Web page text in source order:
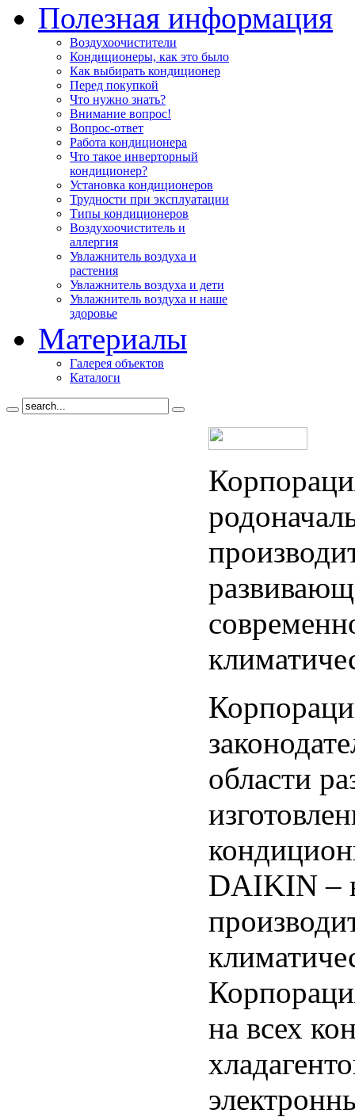
Полезная информация
Воздухоочистители
Кондиционеры, как это было
Как выбирать кондиционер
Перед покупкой
Что нужно знать?
Внимание вопрос!
Вопрос-ответ
Работа кондиционера
Что такое инверторный
кондиционер?
Установка кондиционеров
Трудности при эксплуатации
Типы кондиционеров
Воздухоочиститель и
аллергия
Увлажнитель воздуха и
растения
Увлажнитель воздуха и дети
Увлажнитель воздуха и наше
здоровье
Материалы
Галерея объектов
Каталоги
области
DAIKIN –
на всех